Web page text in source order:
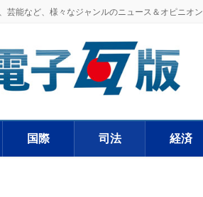
芸能など、様々なジャンルのニュース＆オピニオ
国際 司法 経済